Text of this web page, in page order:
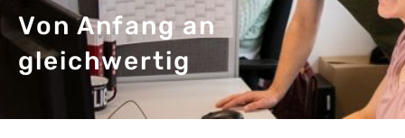
Von Anfang an
gleichwertig